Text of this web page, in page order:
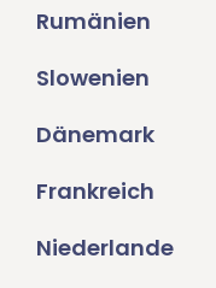
Rumänien
Slowenien
Dänemark
Frankreich
Niederlande